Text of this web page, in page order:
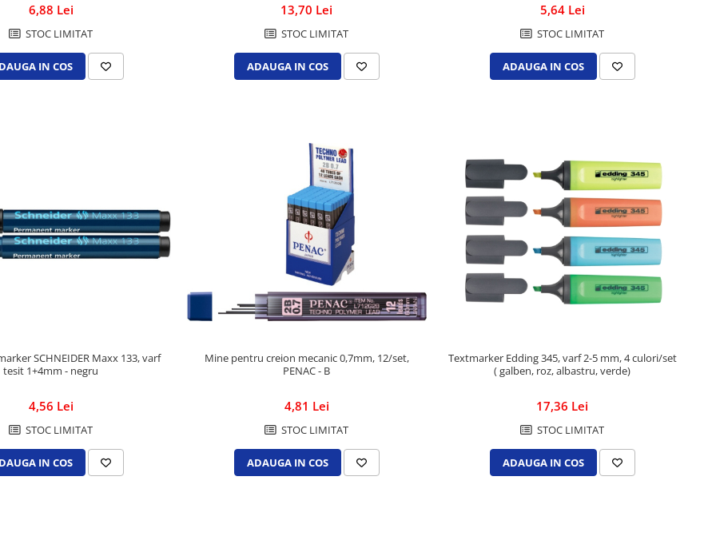
6,88 Lei
STOC LIMITAT
IN COS
13,70 Lei
STOC LIMITAT
ADAUGA IN COS
5,64 Lei
STOC LIMITAT
ADAUGA IN COS
SCHNEIDER Maxx 133, varf
tesit 1+4mm - negru
4,56 Lei
STOC LIMITAT
IN COS
Mine pentru creion mecanic 0,7mm, 12/set,
PENAC - B
4,81 Lei
STOC LIMITAT
ADAUGA IN COS
Textmarker Edding 345, varf 2-5 mm, 4 culori/set
( galben, roz, albastru, verde)
17,36 Lei
STOC LIMITAT
ADAUGA IN COS